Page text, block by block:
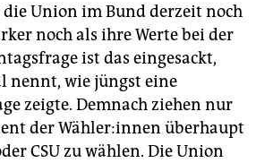
Union im Bund derzeit noch
noch als ihre Werte bei der
ist das eingesackt,
nennt, wie jüngst eine
zeigte. Demnach ziehen nur
der Wäh­le­r:in­nen überhaupt
CSU zu wählen. Die Union